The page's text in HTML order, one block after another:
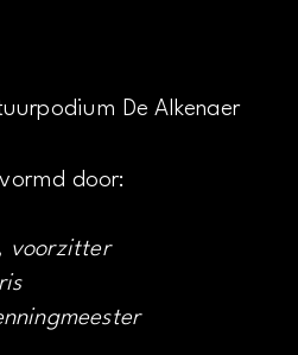
De Alkenaer
door:
voorzitter